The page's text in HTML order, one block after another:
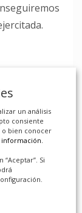
sobre
misma
lecho
las veces
jaula. Por
un análisis
consiente
o bien conocer
información.
Si